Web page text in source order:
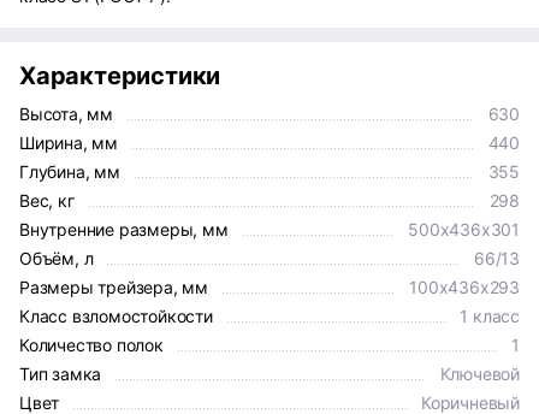
Характеристики
Высота, мм
630
Ширина, мм
440
Глубина, мм
355
Вес, кг
298
Внутренние размеры, мм
500x436x301
Объём, л
66/13
Размеры трейзера, мм
100x436x293
Класс взломостойкости
1 класс
Количество полок
1
Тип замка
Ключевой
Цвет
Коричневый